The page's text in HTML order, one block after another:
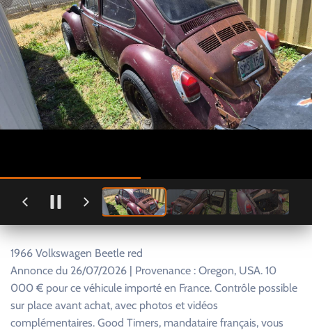
1966 Volkswagen Beetle red
Annonce du 26/07/2026 | Provenance : Oregon, USA. 10
000 € pour ce véhicule importé en France. Contrôle possible
sur place avant achat, avec photos et vidéos
complémentaires. Good Timers, mandataire français, vous